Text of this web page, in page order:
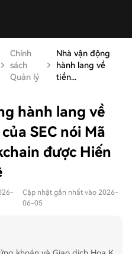
Chính
sách
Quản lý
Nhà vận động
hành lang về
tiền...
hành lang về
SEC nói Mã
được Hiến
Cập nhật gần nhất vào 2026-
06-05